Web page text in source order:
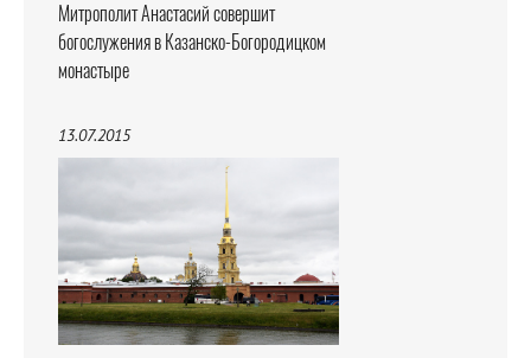
Митрополит Анастасий совершит
богослужения в Казанско-Богородицком
монастыре
13.07.2015